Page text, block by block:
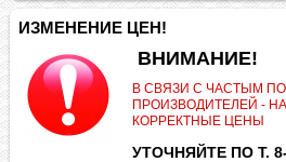
ИЗМЕНЕНИЕ ЦЕН!
ВНИМАНИЕ!
В СВЯЗИ С ЧАСТЫМ
ПРОИЗВОДИТЕЛЕЙ -
КОРРЕКТНЫЕ ЦЕНЫ
УТОЧНЯЙТЕ ПО Т. 8-